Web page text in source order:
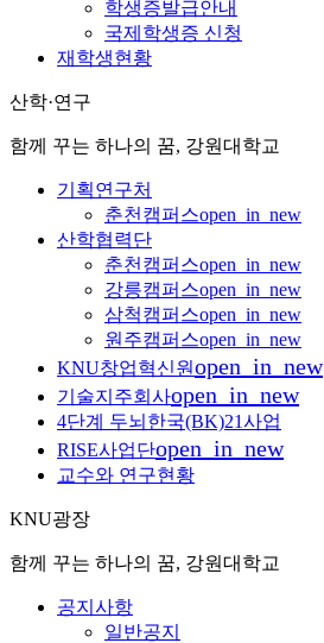
학생증발급안내
국제학생증 신청
재학생현황
산학·연구
함께 꾸는 하나의 꿈, 강원대학교
기획연구처
춘천캠퍼스open_in_new
산학협력단
춘천캠퍼스open_in_new
강릉캠퍼스open_in_new
삼척캠퍼스open_in_new
원주캠퍼스open_in_new
KNU창업혁신원open_in_new
기술지주회사open_in_new
4단계 두뇌한국(BK)21사업
RISE사업단open_in_new
교수와 연구현황
KNU광장
함께 꾸는 하나의 꿈, 강원대학교
공지사항
일반공지